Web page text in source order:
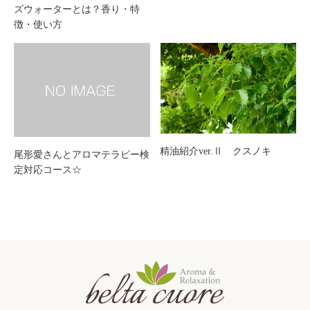
ズウォーターとは？香り・特
徴・使い方
尾形愛さんとアロマテラピー検
定対応コース☆
精油紹介ver.Ⅱ クスノキ